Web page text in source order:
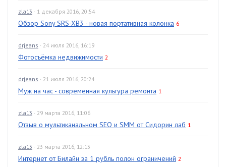
zla13 · 1 декабря 2016, 20:54
Обзор Sony SRS-XB3 - новая портативная колонка 6
drjeans · 24 июля 2016, 16:19
Фотосъёмка недвижимости 2
drjeans · 21 июля 2016, 20:24
Муж на час - современная культура ремонта 1
zla13 · 29 марта 2016, 11:06
Отзыв о мультиканальном SEO и SMM от Сидорин лаб 1
zla13 · 23 марта 2016, 12:13
Интернет от Билайн за 1 рубль полон ограничений 2